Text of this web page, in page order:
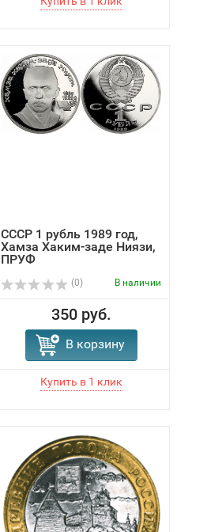
СССР 1 рубль 1989 год,
Хамза Хаким-заде Ниязи,
ПРУФ
(0) В наличии
350 руб.
В корзину